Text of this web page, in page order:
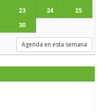
23 24 25
30
Agenda en esta semana